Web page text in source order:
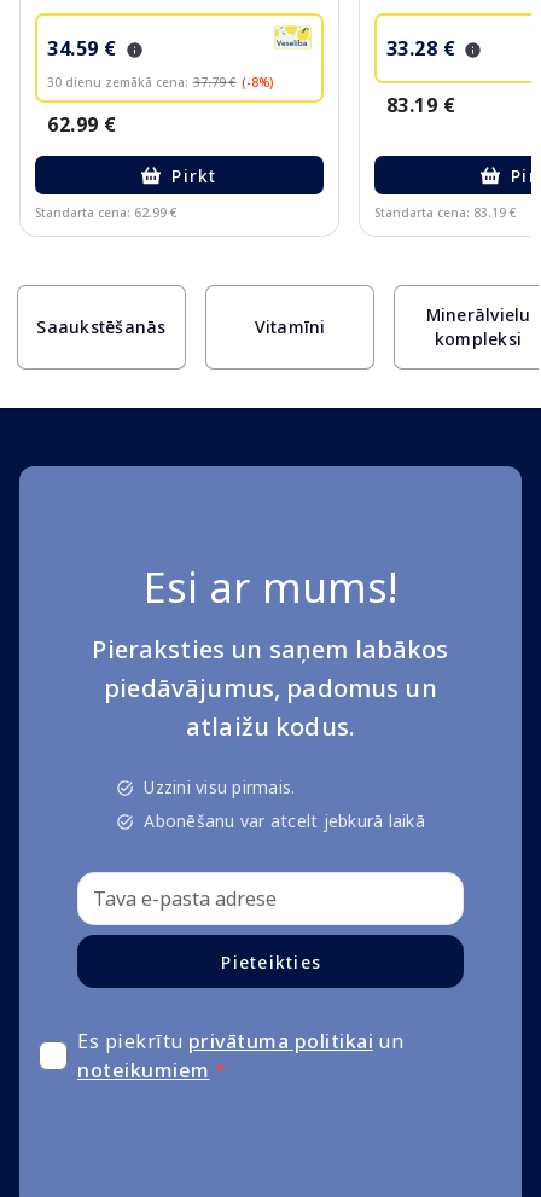
34.59 €
30 dienu zemākā cena: 37.79 € (-8%)
62.99 €
Pirkt
Standarta cena: 62.99 €
33.28 €
83.19 €
Standarta cena: 83.19 €
Saaukstēšanās Vitamīni
Minerālvielu
kompleksi
Esi ar mums!
Pieraksties un saņem labākos
piedāvājumus, padomus un
atlaižu kodus.
Uzzini visu pirmais.
Abonēšanu var atcelt jebkurā laikā
Pieteikties
Es piekrītu privātuma politikai un
noteikumiem *